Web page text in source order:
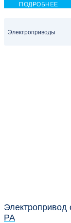
ПОДРОБНЕЕ
Электроприводы
Электропривод
PA